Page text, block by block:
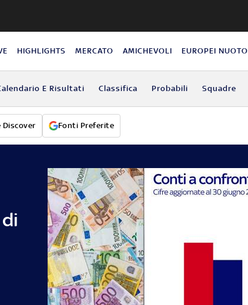
HIGHLIGHTS MERCATO AMICHEVOLI EUROPEI NUOTO
E Risultati Classifica Probabili Squadre
Discover Fonti Preferite